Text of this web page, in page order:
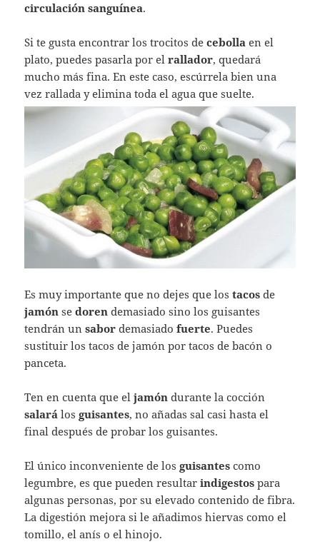
circulación sanguínea.
Si te gusta encontrar los trocitos decebolla en el
plato, puedes pasarla por elrallador, quedará
mucho más fina. En este caso, escúrrela bien una
vez rallada y elimina toda el agua que suelte.
Es muy importante que no dejes que lostacos de
jamón sedoren demasiado sino los guisantes
tendrán unsabor demasiadofuerte. Puedes
sustituir los tacos de jamón por tacos de bacón o
panceta.
Ten en cuenta que eljamón durante la cocción
salará losguisantes, no añadas sal casi hasta el
final después de probar los guisantes.
El único inconveniente de losguisantes como
legumbre, es que pueden resultarindigestos para
algunas personas, por su elevado contenido de fibra.
La digestión mejora si le añadimos hiervas como el
tomillo, el anís o el hinojo.